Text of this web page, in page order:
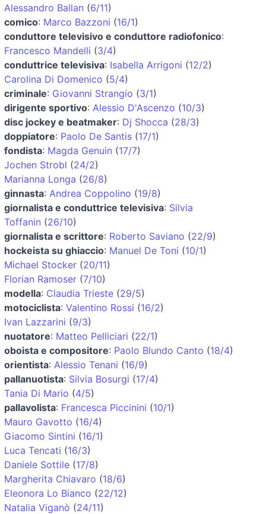
Alessandro Ballan (6/11)
comico: Marco Bazzoni (16/1)
conduttore televisivo e conduttore radiofonico:
Francesco Mandelli (3/4)
conduttrice televisiva: Isabella Arrigoni (12/2)
Carolina Di Domenico (5/4)
criminale: Giovanni Strangio (3/1)
dirigente sportivo: Alessio D'Ascenzo (10/3)
disc jockey e beatmaker: Dj Shocca (28/3)
doppiatore: Paolo De Santis (17/1)
fondista: Magda Genuin (17/7)
Jochen Strobl (24/2)
Marianna Longa (26/8)
ginnasta: Andrea Coppolino (19/8)
giornalista e conduttrice televisiva: Silvia
Toffanin (26/10)
giornalista e scrittore: Roberto Saviano (22/9)
hockeista su ghiaccio: Manuel De Toni (10/1)
Michael Stocker (20/11)
Florian Ramoser (7/10)
modella: Claudia Trieste (29/5)
motociclista: Valentino Rossi (16/2)
Ivan Lazzarini (9/3)
nuotatore: Matteo Pelliciari (22/1)
oboista e compositore: Paolo Blundo Canto (18/4)
orientista: Alessio Tenani (16/9)
pallanuotista: Silvia Bosurgi (17/4)
Tania Di Mario (4/5)
pallavolista: Francesca Piccinini (10/1)
Mauro Gavotto (16/4)
Giacomo Sintini (16/1)
Luca Tencati (16/3)
Daniele Sottile (17/8)
Margherita Chiavaro (18/6)
Eleonora Lo Bianco (22/12)
Natalia Viganò (24/11)